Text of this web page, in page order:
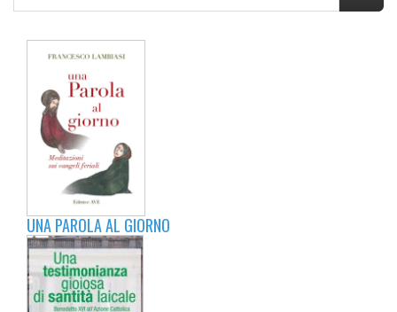
UNA PAROLA AL GIORNO